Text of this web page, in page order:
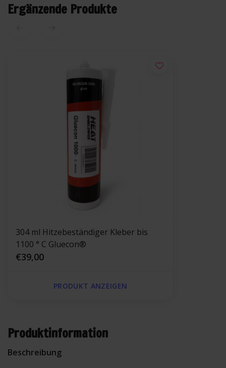
Ergänzende Produkte
304 ml Hitzebeständiger Kleber bis
1100 ° C Gluecon®
€39,00
PRODUKT ANZEIGEN
Produktinformation
Beschreibung